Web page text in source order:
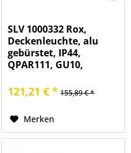
SLV 1000332 Rox,
Deckenleuchte, alu
gebürstet, IP44,
QPAR111, GU10,
121,21 € * 155,89 € *
Merken